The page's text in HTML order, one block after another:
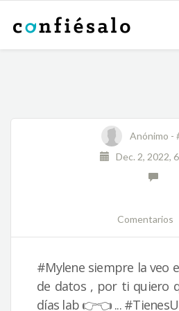
Anónimo -
Dec. 2, 2022,
Comentarios
#Mylene siempre la veo
de datos , por ti quiero
días lab 👉👈 ...